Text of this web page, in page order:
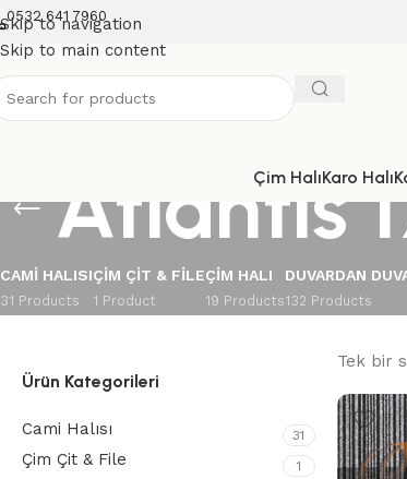
Skip to navigation
Skip to main content
0532 641 7960
Çim HalıKaro Halı
Atlantis
CAMI HALISI
31 Products
ÇIM ÇIT & FILE
1 Product
ÇIM HALI
19 Products
DUVARDAN
132 Products
Ürün Kategorileri
Cami Halısı 31
Çim Çit & File 1
Tek bir